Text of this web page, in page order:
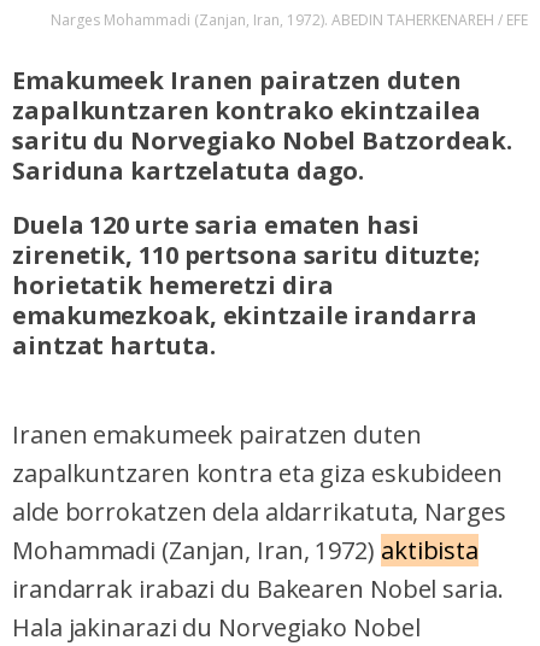
Narges Mohammadi (Zanjan, Iran, 1972). ABEDIN TAHERKENAREH / EFE
Emakumeek Iranen pairatzen duten
zapalkuntzaren kontrako ekintzailea
saritu du Norvegiako Nobel Batzordeak.
Sariduna kartzelatuta dago.
Duela 120 urte saria ematen hasi
zirenetik, 110 pertsona saritu dituzte;
horietatik hemeretzi dira
emakumezkoak, ekintzaile irandarra
aintzat hartuta.
Iranen emakumeek pairatzen duten
zapalkuntzaren kontra eta giza eskubideen
alde borrokatzen dela aldarrikatuta, Narges
Mohammadi (Zanjan, Iran, 1972) aktibista
irandarrak irabazi du Bakearen Nobel saria.
Hala jakinarazi du Norvegiako Nobel